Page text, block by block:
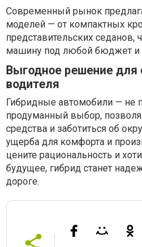
Современный рынок
моделей — от компактных
представительских седанов,
машину под любой бюджет и
Выгодное решение для
водителя
Гибридные автомобили — не
продуманный выбор,
средства и заботиться об
ущерба для комфорта и
цените рациональность и
будущее, гибрид станет
дороге.